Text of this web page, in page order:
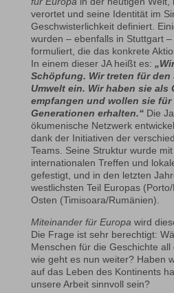
verortet und seine Identität im
Geschwisterlichkeit definiert.
wurden – ebenfalls in Stuttgart
formuliert, die das konkrete
In einem dieser JA heißt es:
Schöpfung. Wir treten für
Umwelt ein. Wir haben sie als
empfangen und wollen sie für
Generationen erhalten.“Die
ökumenische Netzwerk
dank der Initiativen der
Teams. Seine Struktur wurde
internationalen Treffen und
gefestigt, und in den letzten
westlichsten Teil Europas
Osten (Timisoara/Rumänien).
Miteinander für Europa wird
Die Frage ist sehr berechtigt:
Menschen für die Geschichte all
wie geht es nun weiter? Haben
auf das Leben des Kontinents
unsere Arbeit sinnvoll sein?